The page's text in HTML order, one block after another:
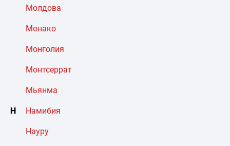
Молдова
Монако
Монголия
Монтсеррат
Мьянма
Н Намибия
Науру